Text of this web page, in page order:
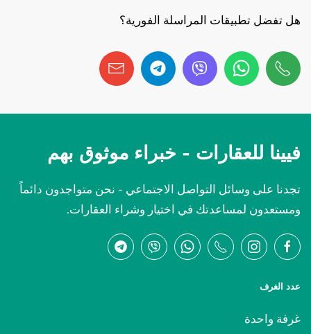
هل تفضل تطبيقات المراسلة الفورية؟
فيينا للعقارات - خبراء موثوق بهم
تجدنا على وسائل التواصل الاجتماعي - نحن متواجدون دائماً
ومستعدون لمساعدتك في اختيار وشراء العقارات.
عدد الغرف
غرفة واحدة